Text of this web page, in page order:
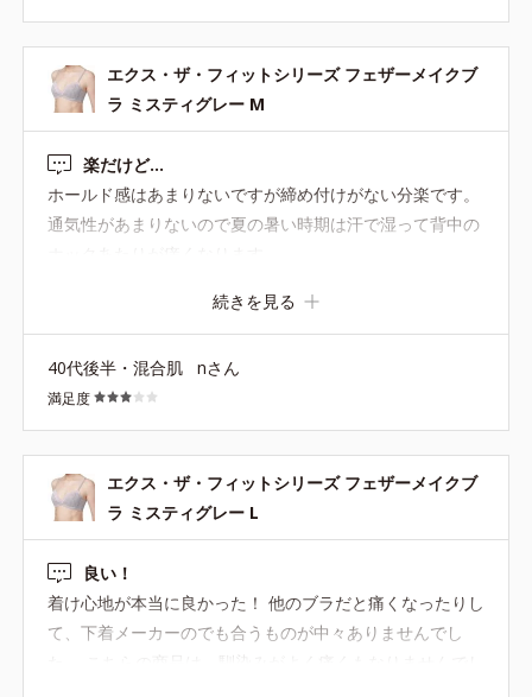
エクス・ザ・フィットシリーズ フェザーメイクブ
ラ ミスティグレー M
楽だけど…
ホールド感はあまりないですが締め付けがない分楽です。
通気性があまりないので夏の暑い時期は汗で湿って背中の
続きを見る
40代後半・混合肌 nさん
満足度
エクス・ザ・フィットシリーズ フェザーメイクブ
ラ ミスティグレー L
良い！
着け心地が本当に良かった！ 他のブラだと痛くなったりし
て、下着メーカーのでも合うものが中々ありませんでし